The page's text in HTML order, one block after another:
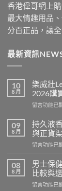
香港偉哥網上
最大情趣用品
分百正品，讓
最新資訊
10
8 月
樂威壯
2026購
在
威
壯
Levitra
效
評
價：
香
港
留言功能已
09
8 月
持久液
與正貨
在
久
液
香
港
留言功能已
08
8 月
男士保
比較與
在
留言功能已